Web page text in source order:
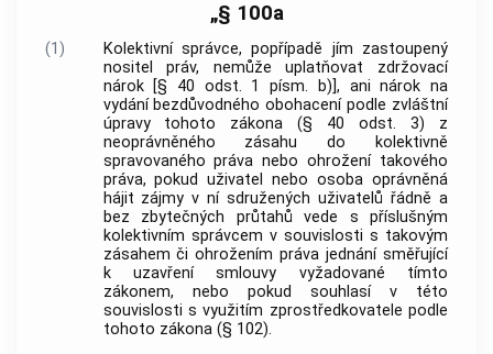
„§ 100a
(1)
Kolektivní správce, popřípadě jím zastoupený
nositel práv, nemůže uplatňovat zdržovací
nárok [§ 40 odst. 1 písm. b)], ani nárok na
vydání bezdůvodného obohacení podle zvláštní
úpravy tohoto zákona (§ 40 odst. 3) z
neoprávněného zásahu do kolektivně
spravovaného práva nebo ohrožení takového
práva, pokud uživatel nebo osoba oprávněná
hájit zájmy v ní sdružených uživatelů řádně a
bez zbytečných průtahů vede s příslušným
kolektivním správcem v souvislosti s takovým
zásahem či ohrožením práva jednání směřující
k uzavření smlouvy vyžadované tímto
zákonem, nebo pokud souhlasí v této
souvislosti s využitím zprostředkovatele podle
tohoto zákona (§ 102).